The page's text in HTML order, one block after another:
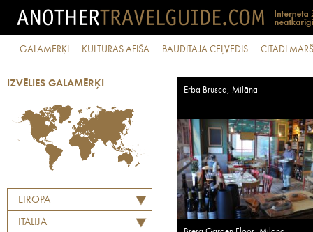
GALAMĒRĶI KULTŪRAS AFIŠA BAUDĪTĀJA CEĻVEDIS CITĀDI
IZVĒLIES GALAMĒRĶI
EIROPA
ITĀLIJA
Erba Brusca, Milāna